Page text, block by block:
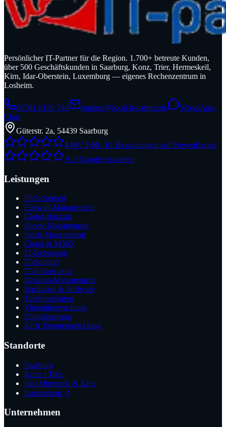
Persönlicher IT-Partner für die Region. 1.700+ betreute Kunden,
über 500 Geschäftskunden in Saarburg, Konz, Trier, Hermeskeil,
Kirn, Idar-Oberstein, Luxemburg — eigenes Rechenzentrum in
Losheim.
06581 8199 746 support@local-it-partner.de
WhatsApp-
Chat
Güterstr. 2a, 54439 Saarburg
4,99 / 5,00 · 81 Bewertungen auf ProvenExpert
Auf Google bewerten
Leistungen
IT-Sicherheit
Firewall-Management
Cloud-Backup
Server-Management
Patch-Management
Cloud & M365
IT-Betreuung
IT-Support
IT-Infrastruktur
Desktop-Management
Hardware & Software
Telefonanlagen
Videoüberwachung
Digitalisierung
KI & Eigenentwicklung
Standorte
Saarburg
Konz / Trier
Idar-Oberstein & Kirn
Luxemburg ↗
Unternehmen